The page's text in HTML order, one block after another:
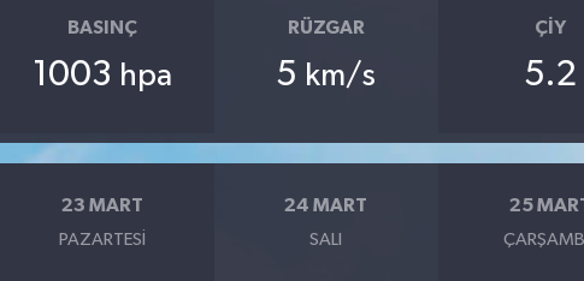
BASINÇ
1003 hpa
RÜZGAR
5 km/s
ÇIY
5.2
23 MART
PAZARTESI
24 MART
SALI
25